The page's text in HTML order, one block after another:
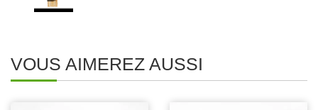
VOUS AIMEREZ AUSSI